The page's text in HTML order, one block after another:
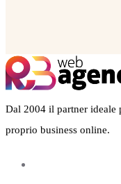
Dal 2004 il partner ideale
proprio business online.